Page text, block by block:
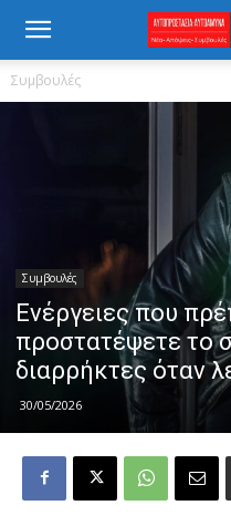
Συμβουλές
Συμβουλές
Ενέργειες που
προστατέψετε το
διαρρήκτες όταν
30/05/2026